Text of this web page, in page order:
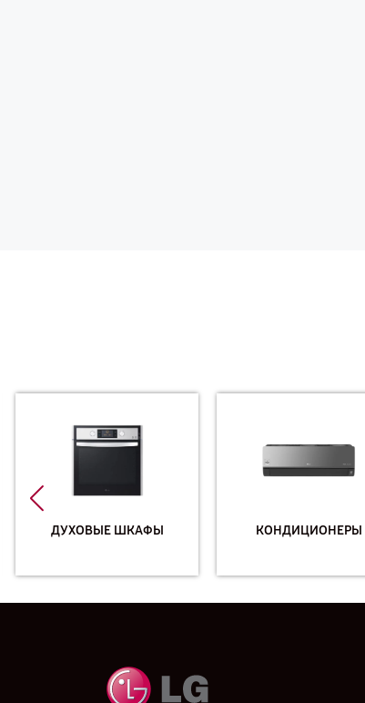
ДУХОВЫЕ ШКАФЫ КОНДИЦИОНЕРЫ